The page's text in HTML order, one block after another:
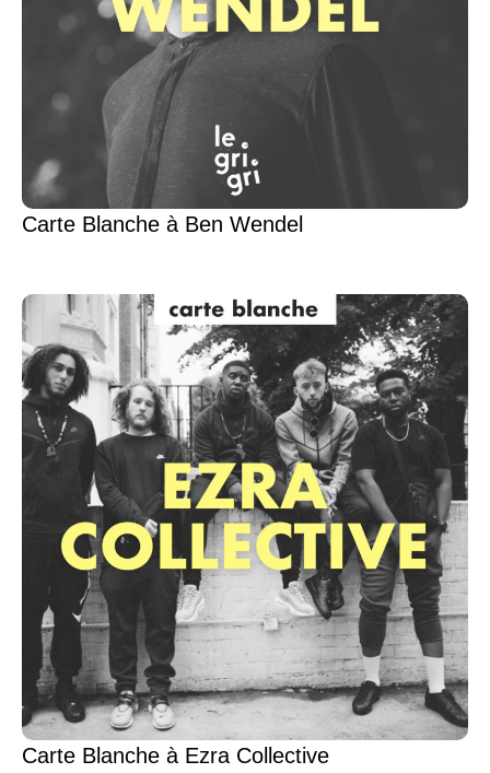
Carte Blanche à Ben Wendel
Carte Blanche à Ezra Collective